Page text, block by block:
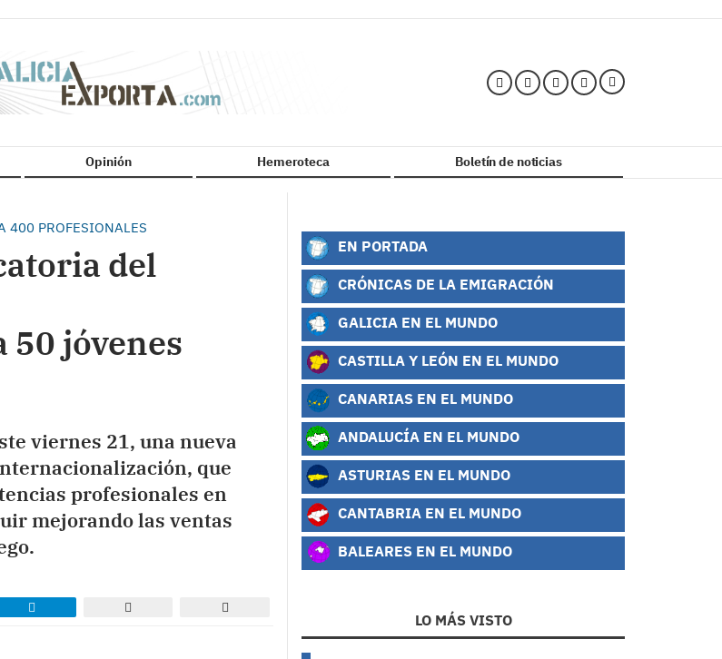
Opinión Hemeroteca Boletín de noticias
400 PROFESIONALES
del
jóvenes
viernes 21, una nueva
que
profesionales en
mejorando las ventas
EN PORTADA
CRÓNICAS DE LA EMIGRACIÓN
GALICIA EN EL MUNDO
CASTILLA Y LEÓN EN EL MUNDO
CANARIAS EN EL MUNDO
ANDALUCÍA EN EL MUNDO
ASTURIAS EN EL MUNDO
CANTABRIA EN EL MUNDO
BALEARES EN EL MUNDO
LO MÁS VISTO